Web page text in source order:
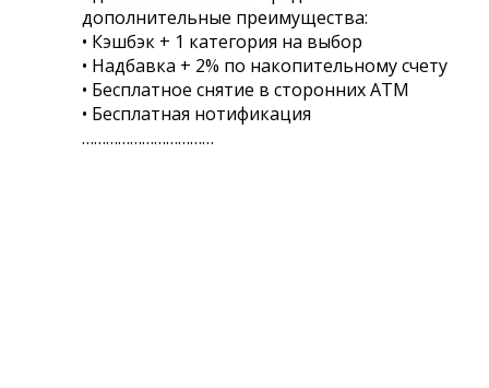
дополнительные преимущества:
• Кэшбэк + 1 категория на выбор
• Надбавка + 2% по накопительному счету
• Бесплатное снятие в сторонних АТМ
• Бесплатная нотификация
……………………………